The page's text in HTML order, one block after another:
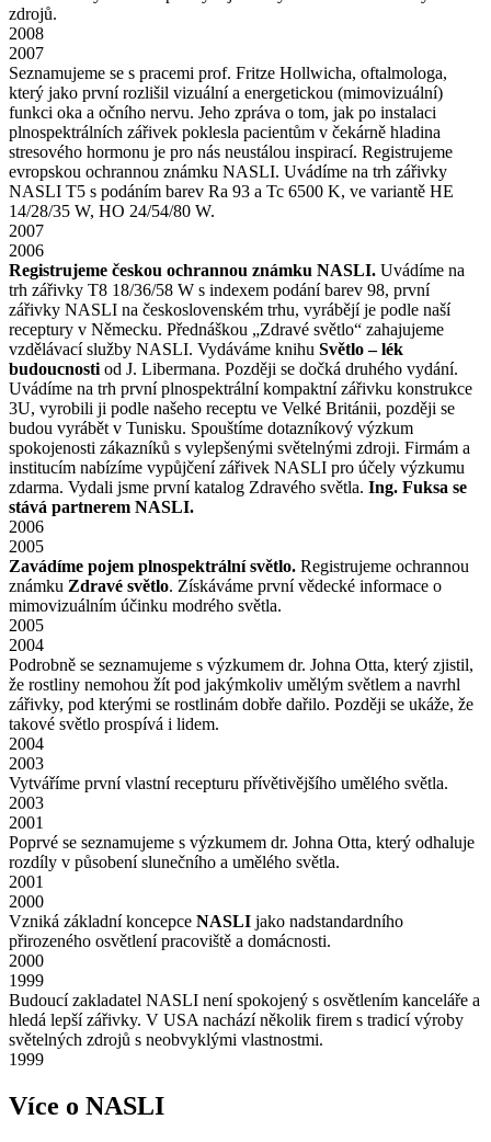
zdrojů.
2008
2007
Seznamujeme se s pracemi prof. Fritze Hollwicha, oftalmologa,
který jako první rozlišil vizuální a energetickou (mimovizuální)
funkci oka a očního nervu. Jeho zpráva o tom, jak po instalaci
plnospektrálních zářivek poklesla pacientům v čekárně hladina
stresového hormonu je pro nás neustálou inspirací. Registrujeme
evropskou ochrannou známku NASLI. Uvádíme na trh zářivky
NASLI T5 s podáním barev Ra 93 a Tc 6500 K, ve variantě HE
14/28/35 W, HO 24/54/80 W.
2007
2006
Registrujeme českou ochrannou známku NASLI. Uvádíme na
trh zářivky T8 18/36/58 W s indexem podání barev 98, první
zářivky NASLI na československém trhu, vyrábějí je podle naší
receptury v Německu. Přednáškou „Zdravé světlo“ zahajujeme
vzdělávací služby NASLI. Vydáváme knihu Světlo – lék
budoucnosti od J. Libermana. Později se dočká druhého vydání.
Uvádíme na trh první plnospektrální kompaktní zářivku konstrukce
3U, vyrobili ji podle našeho receptu ve Velké Británii, později se
budou vyrábět v Tunisku. Spouštíme dotazníkový výzkum
spokojenosti zákazníků s vylepšenými světelnými zdroji. Firmám a
institucím nabízíme vypůjčení zářivek NASLI pro účely výzkumu
zdarma. Vydali jsme první katalog Zdravého světla. Ing. Fuksa se
stává partnerem NASLI.
2006
2005
Zavádíme pojem plnospektrální světlo. Registrujeme ochrannou
známku Zdravé světlo. Získáváme první vědecké informace o
mimovizuálním účinku modrého světla.
2005
2004
Podrobně se seznamujeme s výzkumem dr. Johna Otta, který zjistil,
že rostliny nemohou žít pod jakýmkoliv umělým světlem a navrhl
zářivky, pod kterými se rostlinám dobře dařilo. Později se ukáže, že
takové světlo prospívá i lidem.
2004
2003
Vytváříme první vlastní recepturu přívětivějšího umělého světla.
2003
2001
Poprvé se seznamujeme s výzkumem dr. Johna Otta, který odhaluje
rozdíly v působení slunečního a umělého světla.
2001
2000
Vzniká základní koncepce NASLI jako nadstandardního
přirozeného osvětlení pracoviště a domácnosti.
2000
1999
Budoucí zakladatel NASLI není spokojený s osvětlením kanceláře a
hledá lepší zářivky. V USA nachází několik firem s tradicí výroby
světelných zdrojů s neobvyklými vlastnostmi.
1999
Více o NASLI